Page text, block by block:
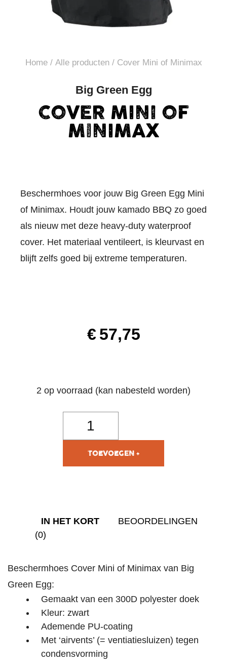
Home/ Alle producten/ Cover Mini of Minimax
Big Green Egg
COVER MINI OF
MINIMAX
Beschermhoes voor jouw Big Green Egg Mini
of Minimax. Houdt jouw kamado BBQ zo goed
als nieuw met deze heavy-duty waterproof
cover. Het materiaal ventileert, is kleurvast en
blijft zelfs goed bij extreme temperaturen.
€ 57,75
2 op voorraad (kan nabesteld worden)
TOEVOEGEN AAN
WINKELWAGEN
IN HET KORT
BEOORDELINGEN
(0)
Beschermhoes Cover Mini of Minimax van Big
Green Egg:
Gemaakt van een 300D polyester doek
Kleur: zwart
Ademende PU-coating
Met ‘airvents’ (= ventiatiesluizen) tegen
condensvorming